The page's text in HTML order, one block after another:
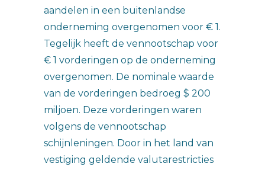
aandelen in een buitenlandse
onderneming overgenomen voor € 1.
Tegelijk heeft de vennootschap voor
€ 1 vorderingen op de onderneming
overgenomen. De nominale waarde
van de vorderingen bedroeg $ 200
miljoen. Deze vorderingen waren
volgens de vennootschap
schijnleningen. Door in het land van
vestiging geldende valutarestricties